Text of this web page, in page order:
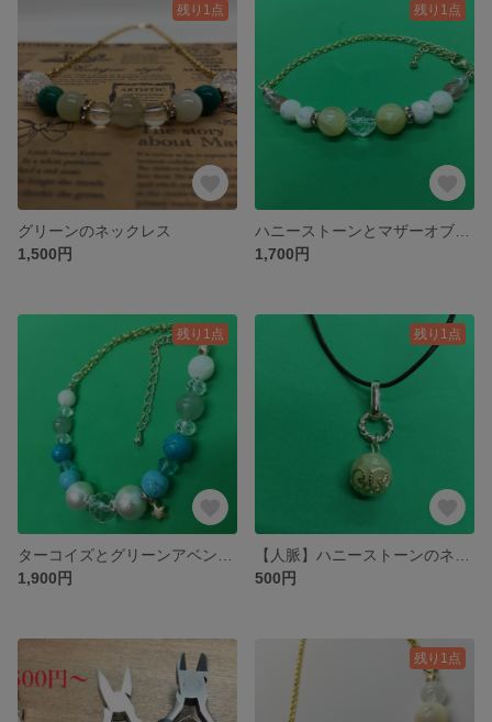
残り1点
グリーンのネックレス
1,500円
残り1点
1,700円
残り1点
1,900円
残り1点
500円
残り1点